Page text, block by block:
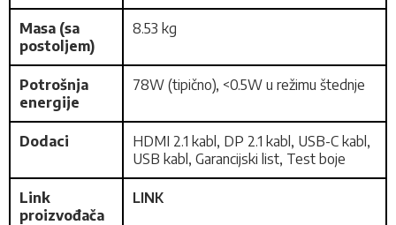
Masa (sa
postoljem)
8.53 kg
Potrošnja
energije
78W (tipično), <0.5W u režimu štednje
Dodaci
HDMI 2.1 kabl, DP 2.1 kabl, USB-C kabl,
USB kabl, Garancijski list, Test boje
Link
proizvođača
LINK